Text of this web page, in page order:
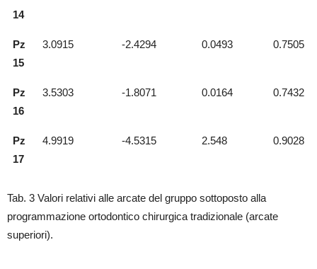
14
Pz
15
3.0915 -2.4294 0.0493 0.7505
Pz
16
3.5303 -1.8071 0.0164 0.7432
Pz
17
4.9919 -4.5315 2.548 0.9028
Tab. 3 Valori relativi alle arcate del gruppo sottoposto alla
programmazione ortodontico chirurgica tradizionale (arcate
superiori).